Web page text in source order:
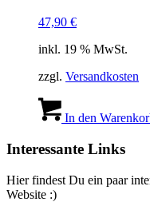
47,90 €
inkl. 19 % MwSt.
zzgl. Versandkosten
In den
Interessante Links
Hier findest Du ein paar
Website :)